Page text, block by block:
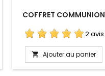
COFFRET COMMUNION
2 avis
 Ajouter au panier